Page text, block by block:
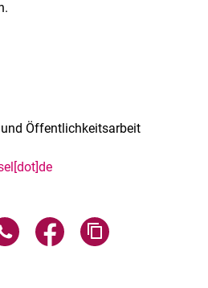
Öffentlichkeitsarbeit
über E-Mail teilen
Seite über WhatsApp teilen
Seite über Facebook